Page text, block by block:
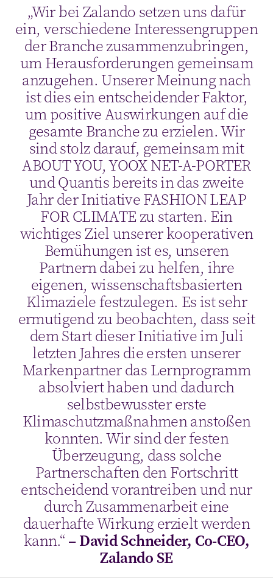
„Wir bei Zalando setzen uns dafür
ein, verschiedene Interessengruppen
der Branche zusammenzubringen,
um Herausforderungen gemeinsam
anzugehen. Unserer Meinung nach
ist dies ein entscheidender Faktor,
um positive Auswirkungen auf die
gesamte Branche zu erzielen. Wir
sind stolz darauf, gemeinsam mit
ABOUT YOU, YOOX NET-A-PORTER
und Quantis bereits in das zweite
Jahr der Initiative FASHION LEAP
FOR CLIMATE zu starten. Ein
wichtiges Ziel unserer kooperativen
Bemühungen ist es, unseren
Partnern dabei zu helfen, ihre
eigenen, wissenschaftsbasierten
Klimaziele festzulegen. Es ist sehr
ermutigend zu beobachten, dass seit
dem Start dieser Initiative im Juli
letzten Jahres die ersten unserer
Markenpartner das Lernprogramm
absolviert haben und dadurch
selbstbewusster erste
Klimaschutzmaßnahmen anstoßen
konnten. Wir sind der festen
Überzeugung, dass solche
Partnerschaften den Fortschritt
entscheidend vorantreiben und nur
durch Zusammenarbeit eine
dauerhafte Wirkung erzielt werden
kann.“– David Schneider, Co-CEO,
Zalando SE